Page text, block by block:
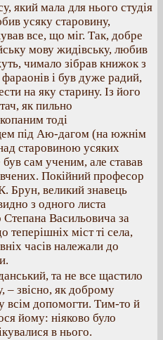
який мала для нього студія
усяку старовину,
все, що міг. Так, добре
мову жидівську, любив
чимало зібрав книжок з
фараонів і був дуже радий,
на яку старину. Із його
як пильно
тоді
під Аю-дагом (на южнім
старовиною усяких
сам ученим, але ставав
вчених. Покійний професор
Брун, великий знавець
з одного листа
Степана Васильовича за
міст ті села,
часів належали до
та не все щастило
– звісно, як доброму
всім допомогти. Тим-то й
йому: ніяково було
в нього.